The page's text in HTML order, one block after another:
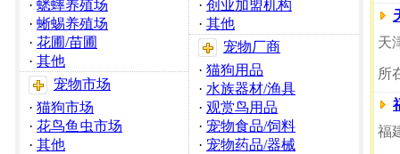
· 蟋蟀养殖场
· 蜥蜴养殖场
· 花圃/苗圃
· 其他
宠物市场
· 猫狗市场
· 花鸟鱼虫市场
· 其他
· 创业加盟机构
· 其他
宠物厂商
· 猫狗用品
· 水族器材/渔具
· 观赏鸟用品
· 宠物食品/饲料
· 宠物药品/器械
天
所
福